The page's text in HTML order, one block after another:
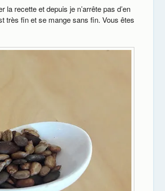
recette et depuis je n’arrête pas d’en
très fin et se mange sans fin. Vous êtes